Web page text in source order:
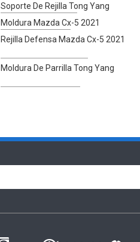
Soporte De Rejilla Tong Yang
Moldura Mazda Cx-5 2021
Rejilla Defensa Mazda Cx-5 2021
Moldura De Parrilla Tong Yang